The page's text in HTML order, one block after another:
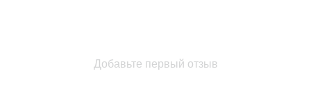
Добавьте первый отзыв